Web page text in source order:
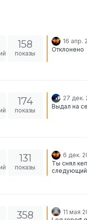
158
показы
16 апр.
Отклонено
174
показы
27 дек.
Выдал на
131
показы
6 дек.
Ты снял
следующий
Nov,
358
11 мая